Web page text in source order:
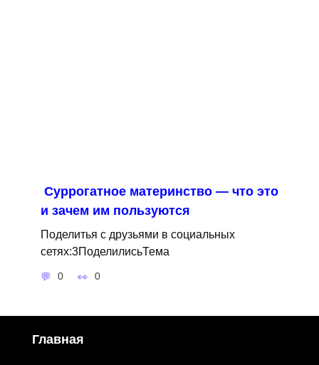
Суррогатное материнство — что это
и зачем им пользуются
Поделитья с друзьями в социальных
сетях:3ПоделилисьТема
0 0
Главная